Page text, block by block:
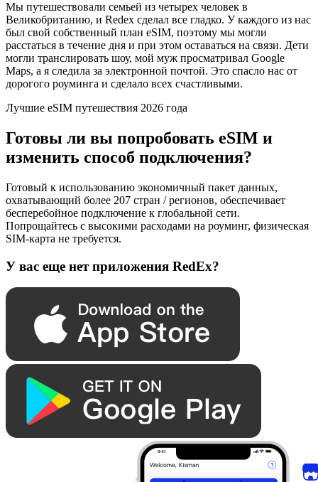
Мы путешествовали семьей из четырех человек в
Великобританию, и Redex сделал все гладко. У каждого из нас
был свой собственный план eSIM, поэтому мы могли
расстаться в течение дня и при этом оставаться на связи. Дети
могли транслировать шоу, мой муж просматривал Google
Maps, а я следила за электронной почтой. Это спасло нас от
дорогого роуминга и сделало всех счастливыми.
Лучшие eSIM путешествия 2026 года
Готовы ли вы попробовать eSIM и
изменить способ подключения?
Готовый к использованию экономичный пакет данных,
охватывающий более 207 стран / регионов, обеспечивает
бесперебойное подключение к глобальной сети.
Попрощайтесь с высокими расходами на роуминг, физическая
SIM-карта не требуется.
У вас еще нет приложения RedEx?